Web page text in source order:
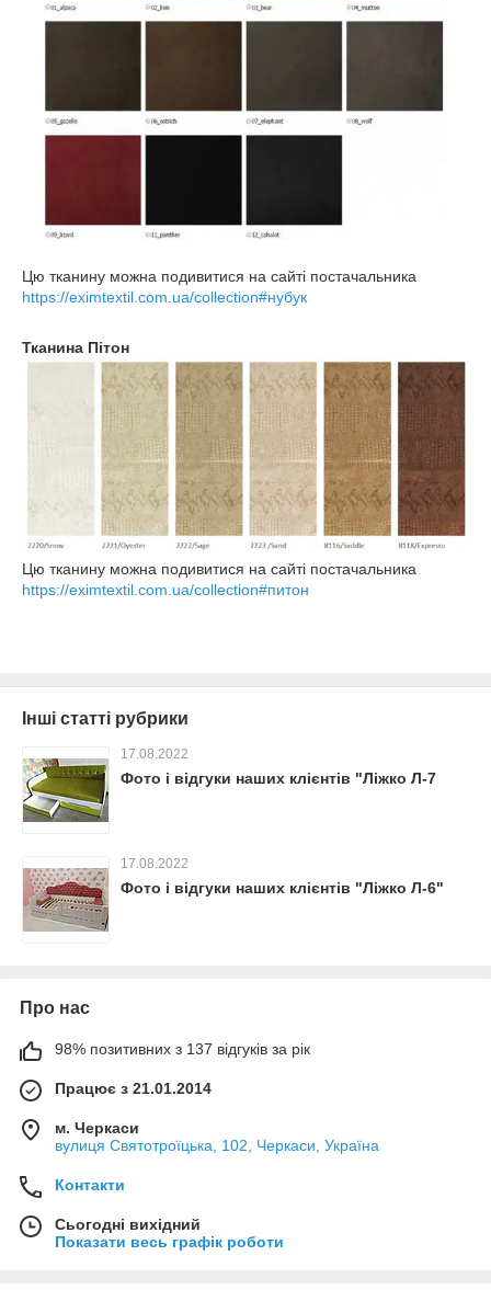
Цю тканину можна подивитися на сайті постачальника
https://eximtextil.com.ua/collection#нубук
Тканина Пітон
Цю тканину можна подивитися на сайті постачальника
https://eximtextil.com.ua/collection#питон
Інші статті рубрики
17.08.2022
Фото і відгуки наших клієнтів "Ліжко Л-7
17.08.2022
Фото і відгуки наших клієнтів "Ліжко Л-6"
Про нас
98% позитивних з 137 відгуків за рік
Працює з 21.01.2014
м. Черкаси
вулиця Святотроїцька, 102, Черкаси, Україна
Контакти
Сьогодні вихідний
Показати весь графік роботи